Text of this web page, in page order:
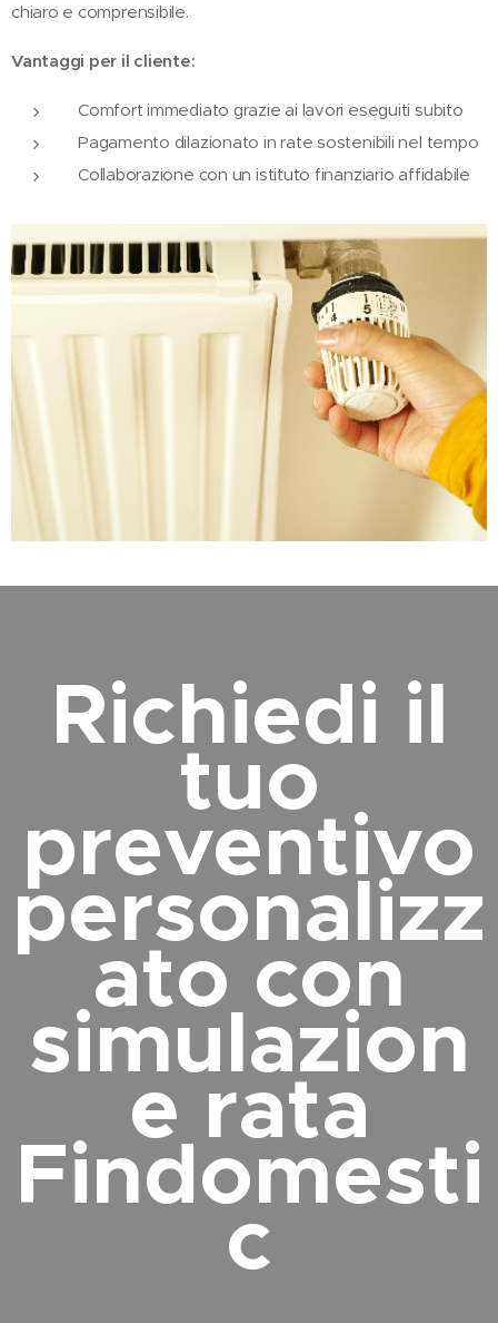
chiaro e comprensibile.
Vantaggi per il cliente:
Comfort immediato grazie ai lavori eseguiti subito
Pagamento dilazionato in rate sostenibili nel tempo
Collaborazione con un istituto finanziario affidabile
Richiedi il
tuo
preventivo
personalizz
ato con
simulazion
e rata
Findomesti
c